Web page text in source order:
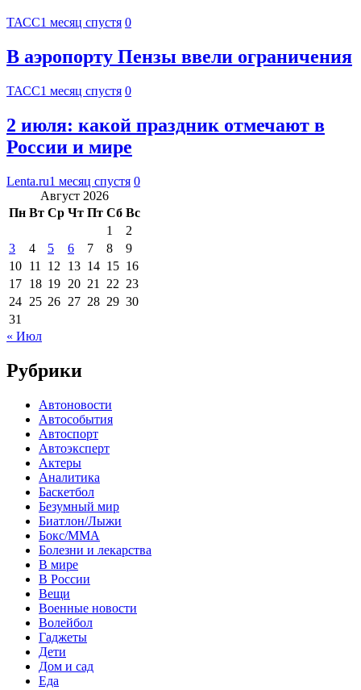
ТАСС1 месяц спустя 0
В аэропорту Пензы ввели ограничения
ТАСС1 месяц спустя 0
2 июля: какой праздник отмечают в
России и мире
Lenta.ru1 месяц спустя 0
Август 2026
Пн Вт Ср Чт Пт Сб Вс
1
2
3
4 5 6 7 8
9
10 11 12 13 14 15 16
17 18 19 20 21 22 23
24 25 26 27 28 29 30
31
« Июл
Рубрики
Автоновости
Автособытия
Автоспорт
Автоэксперт
Актеры
Аналитика
Баскетбол
Безумный мир
Биатлон/Лыжи
Бокс/MMA
Болезни и лекарства
В мире
В России
Вещи
Военные новости
Волейбол
Гаджеты
Дети
Дом и сад
Еда